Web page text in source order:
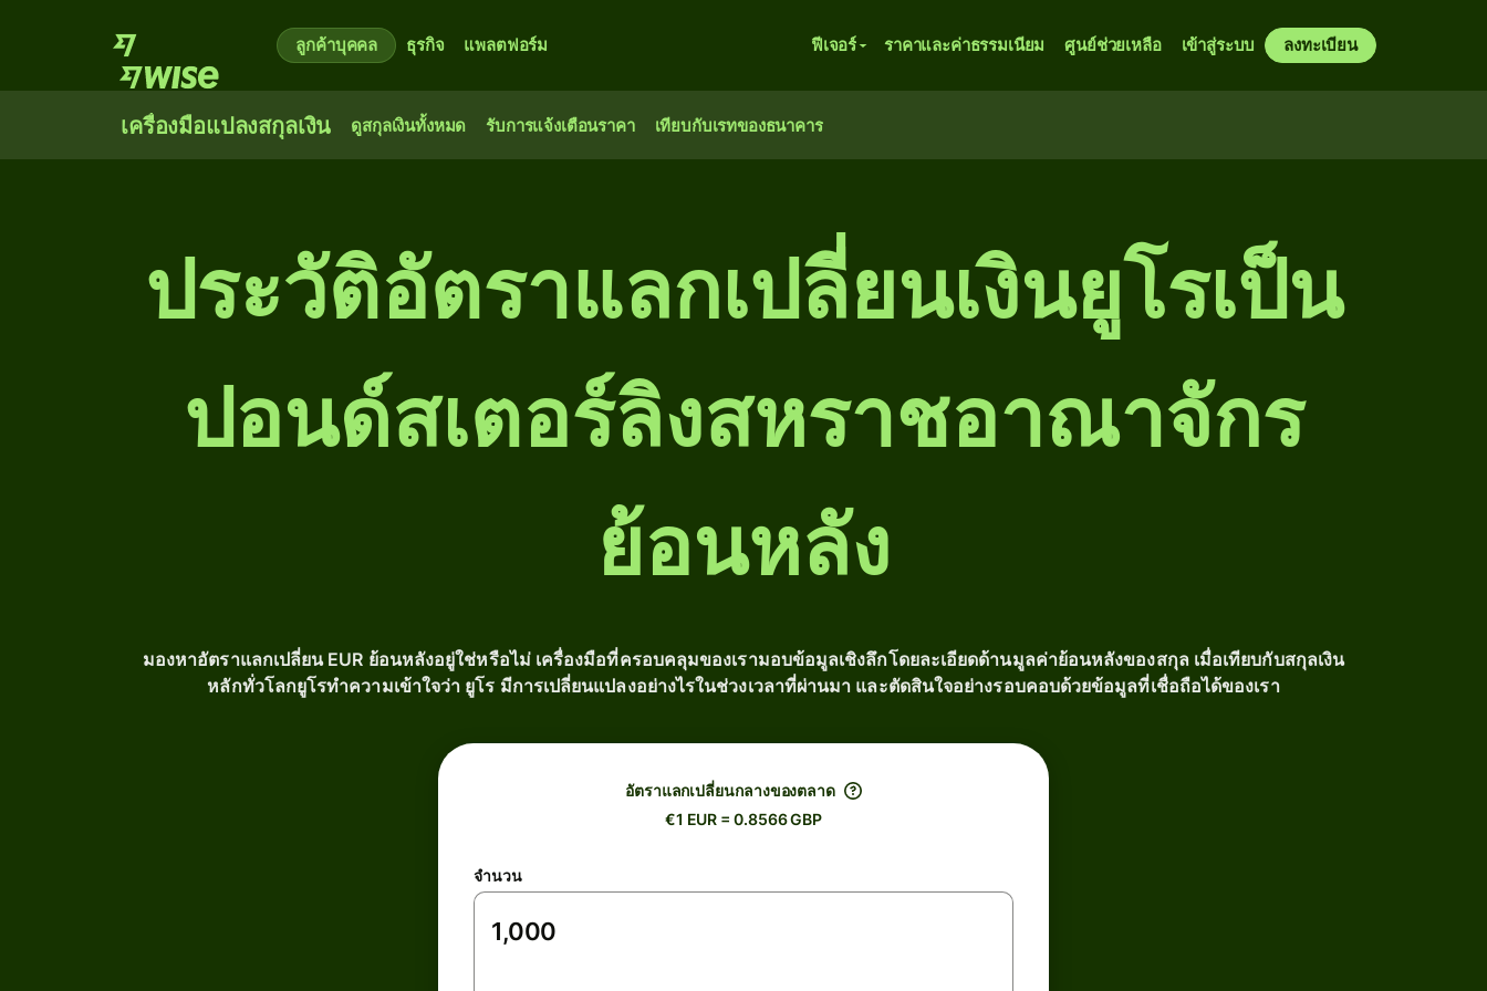
ลูกค้าบุคคล ธุรกิจ แพลตฟอร์ม ฟีเจอร์ ราคาและค่าธรรมเนียม ศูนย์ช่วยเหลือ เข้าสู่ระบบ ลงทะเบียน
เครื่องมือแปลงสกุลเงิน ดูสกุลเงินทั้งหมด รับการแจ้งเตือนราคา เทียบกับเรทของธนาคาร
ประวัติอัตราแลกเปลี่ยนเงินยูโรเป็น
ปอนด์สเตอร์ลิงสหราชอาณาจักร
ย้อนหลัง
มองหาอัตราแลกเปลี่ยน EUR ย้อนหลังอยู่ใช่หรือไม่ เครื่องมือที่ครอบคลุมของเรามอบข้อมูลเชิงลึกโดยละเอียดด้านมูลค่าย้อนหลังของสกุล เมื่อเทียบกับสกุลเงิน
หลักทั่วโลกยูโรทำความเข้าใจว่า ยูโร มีการเปลี่ยนแปลงอย่างไรในช่วงเวลาที่ผ่านมา และตัดสินใจอย่างรอบคอบด้วยข้อมูลที่เชื่อถือได้ของเรา
อัตราแลกเปลี่ยนกลางของตลาด
€1 EUR = 0.8566 GBP
จำนวน